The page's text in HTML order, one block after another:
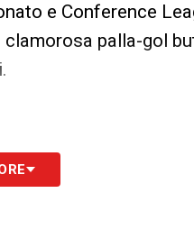
e Conference
palla-gol